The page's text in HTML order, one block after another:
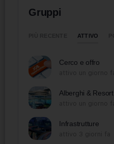
Gruppi
ATTIVO
Cerco e offro
Alberghi & Resort
Infrastrutture